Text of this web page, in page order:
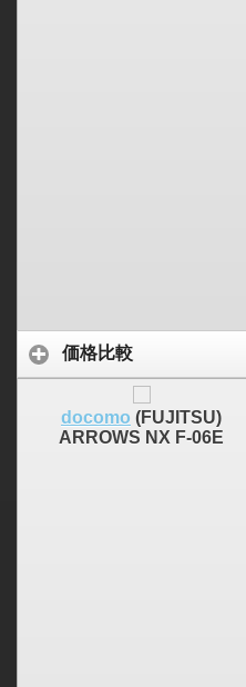
価格比較
docomo (FUJITSU)
ARROWS NX F-06E